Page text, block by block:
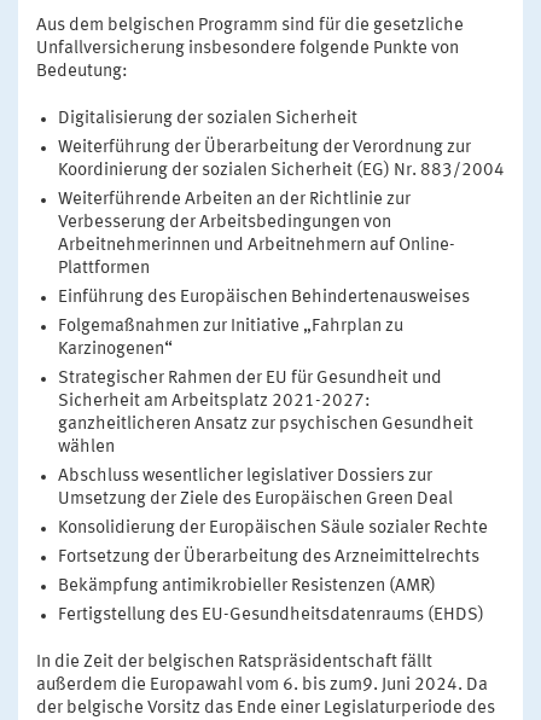
Aus dem belgischen Programm sind für die gesetzliche
Unfallversicherung insbesondere folgende Punkte von
Bedeutung:
Digitalisierung der sozialen Sicherheit
Weiterführung der Überarbeitung der Verordnung zur
Koordinierung der sozialen Sicherheit (EG) Nr. 883/2004
Weiterführende Arbeiten an der Richtlinie zur
Verbesserung der Arbeitsbedingungen von
Arbeitnehmerinnen und Arbeitnehmern auf Online-
Plattformen
Einführung des Europäischen Behindertenausweises
Folgemaßnahmen zur Initiative „Fahrplan zu
Karzinogenen“
Strategischer Rahmen der EU für Gesundheit und
Sicherheit am Arbeitsplatz 2021-2027:
ganzheitlicheren Ansatz zur psychischen Gesundheit
wählen
Abschluss wesentlicher legislativer Dossiers zur
Umsetzung der Ziele des Europäischen Green Deal
Konsolidierung der Europäischen Säule sozialer Rechte
Fortsetzung der Überarbeitung des Arzneimittelrechts
Bekämpfung antimikrobieller Resistenzen (AMR)
Fertigstellung des EU-Gesundheitsdatenraums (EHDS)
In die Zeit der belgischen Ratspräsidentschaft fällt
außerdem die Europawahl vom 6. bis zum9. Juni 2024. Da
der belgische Vorsitz das Ende einer Legislaturperiode des